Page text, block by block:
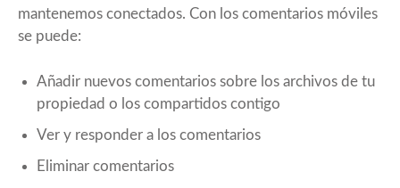
mantenemos conectados. Con los comentarios móviles
se puede:
Añadir nuevos comentarios sobre los archivos de tu
propiedad o los compartidos contigo
Ver y responder a los comentarios
Eliminar comentarios